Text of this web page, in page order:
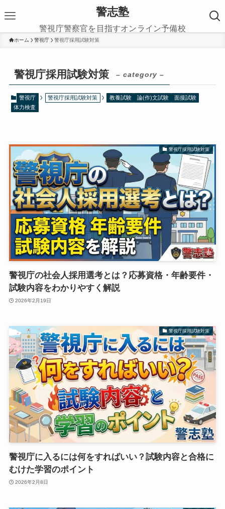
警志塾
警視庁警察官を目指すオンライン予備校
ホーム 警視庁 警視庁採用試験対策
警視庁採用試験対策 – category –
警視庁 警視庁採用試験対策 教養試験 論(作)文試験
面接試験
体力検査
警視庁採用試験対策
警視庁の社会人採用選考とは？応募資格・年齢要件・
試験内容をわかりやすく解説
2026年2月19日
警視庁採用試験対策
警視庁に入るには何をすればいい？試験内容と合格に
むけた学習のポイント
2026年2月8日